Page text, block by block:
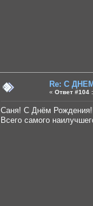
Re: C
« Ответ #104 :
Саня! С Днём
Всего самого